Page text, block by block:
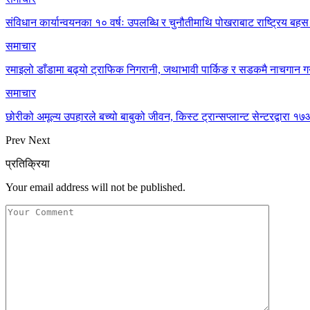
संविधान कार्यान्वयनका १० वर्षः उपलब्धि र चुनौतीमाथि पोखराबाट राष्ट्रिय
समाचार
रमाइलो डाँडामा बढ्यो ट्राफिक निगरानी, जथाभावी पार्किङ र सडकमै नाचगान
समाचार
छोरीको अमूल्य उपहारले बच्यो बाबुको जीवन, किस्ट ट्रान्सप्लान्ट
Prev Next
प्रतिक्रिया
Your email address will not be published.